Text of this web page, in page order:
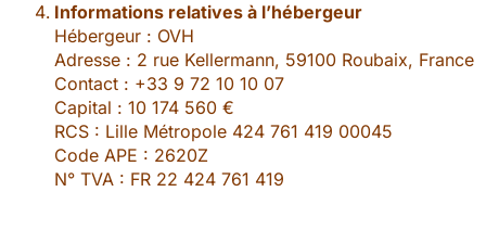
Informations relatives à l’hébergeur
Hébergeur : OVH
Adresse : 2 rue Kellermann, 59100 Roubaix, France
Contact : +33 9 72 10 10 07
Capital : 10 174 560 €
RCS : Lille Métropole 424 761 419 00045
Code APE : 2620Z
N° TVA : FR 22 424 761 419